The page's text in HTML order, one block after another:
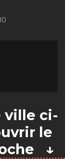
ville ci-
le
↓